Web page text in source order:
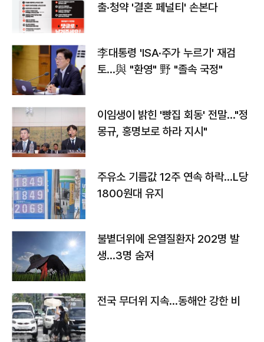
출·청약 '결혼 페널티' 손본다
李대통령 'ISA·주가 누르기' 재검
토…與 "환영" 野 "졸속 국정"
이임생이 밝힌 '빵집 회동' 전말…"정
몽규, 홍명보로 하라 지시"
주유소 기름값 12주 연속 하락…L당
1800원대 유지
불볕더위에 온열질환자 202명 발
생…3명 숨져
전국 무더위 지속…동해안 강한 비